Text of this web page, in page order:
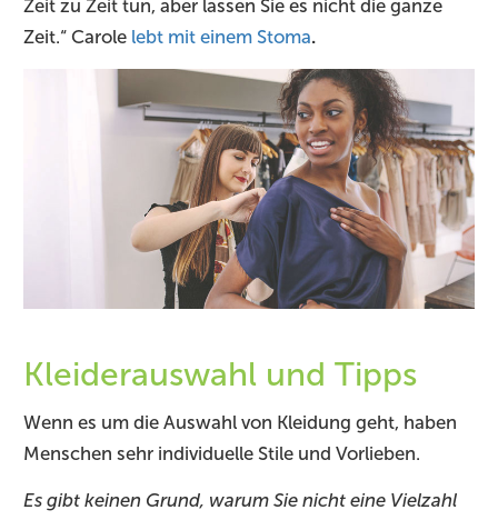
Zeit zu Zeit tun, aber lassen Sie es nicht die ganze
Zeit.“ Carole lebt mit einem Stoma.
Kleiderauswahl und Tipps
Wenn es um die Auswahl von Kleidung geht, haben
Menschen sehr individuelle Stile und Vorlieben.
Es gibt keinen Grund, warum Sie nicht eine Vielzahl